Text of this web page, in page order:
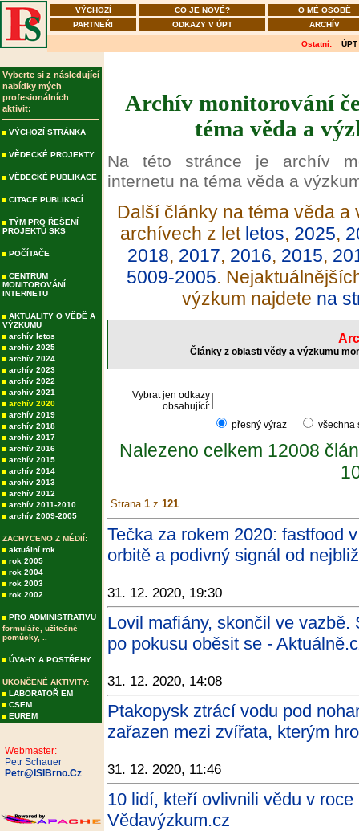
VÝCHOZÍ CO JE NOVÉ?
O MÉ OSOBĚ
PARTNEŘI
ODKAZY V ÚPT ARCHÍV
Ostatní: ÚPT
Vyberte si z následující
nabídky mých
profesionálních
aktivit:
VÝCHOZÍ STRÁNKA
VĚDECKÉ PROJEKTY
VĚDECKÉ PUBLIKACE
CITACE PUBLIKACÍ
TÝM PRO ŘEŠENÍ
PROJEKTŮ SKS
POČÍTAČE
CENTRUM
MONITOROVÁNÍ
INTERNETU
AKTUALITY O VĚDĚ A
VÝZKUMU
archív letos
archív 2025
archív 2024
archív 2023
archív 2022
archív 2021
archív 2020
archív 2019
archív 2018
archív 2017
archív 2016
archív 2015
archív 2014
archív 2013
archív 2012
archív 2011-2010
archív 2009-2005
ZACHYCENO Z MÉDIÍ:
aktuální rok
rok 2005
rok 2004
rok 2003
rok 2002
PRO ADMINISTRATIVU
formuláře, užitečné
pomůcky, ..
ÚVAHY A POSTŘEHY
UKONČENÉ AKTIVITY:
LABORATOŘ EM
CSEM
EUREM
Webmaster:
Petr Schauer
Petr@ISIBrno.Cz
Archív monitorování
téma věda a
Na této stránce je archív
internetu na téma věda a
Další články na téma věda
archívech z let letos, 2025,
2018, 2017, 2016, 2015,
5009-2005.
výzkum najdete na
Články z oblasti vědy a výzkumu
Vybrat jen odkazy
obsahující:
přesný výraz
Nalezeno celkem 12008
Strana 1 z 121
Tečka za rokem 2020: fastfood
orbitě a podivný signál od
31. 12. 2020, 19:30
Lovil mafiány, skončil ve
po pokusu oběsit se -
31. 12. 2020, 14:08
Ptakopysk ztrácí vodu pod
zařazen mezi zvířata, kterým
31. 12. 2020, 11:46
10 lidí, kteří ovlivnili vědu v
Vědavýzkum.cz